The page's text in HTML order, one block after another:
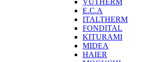
VUTHERM
E.C.A
ITALTHERM
FONDITAL
KITURAMI
MIDEA
HAIER